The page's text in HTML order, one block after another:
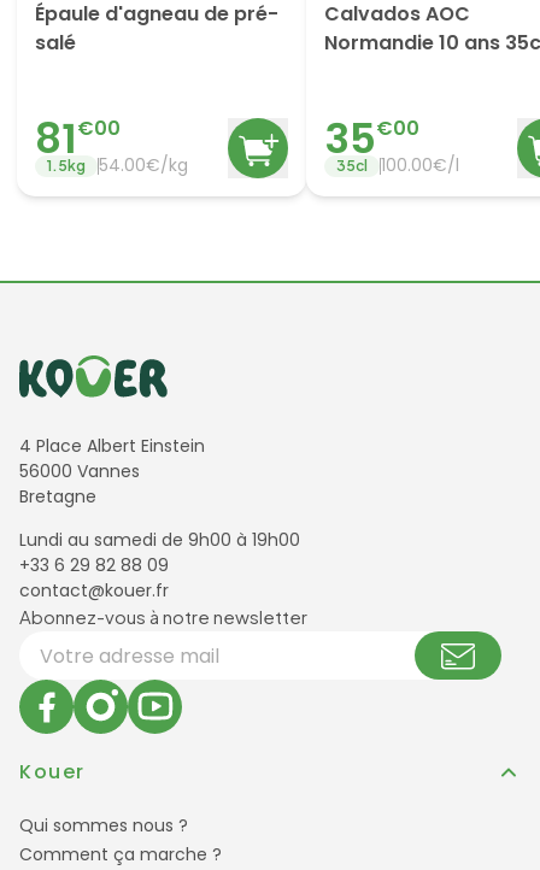
Épaule d'agneau de pré-
salé
81€00
1.5kg 54.00€/kg
Calvados AOC
Normandie 10 ans
35€00
35cl 100.00€/l
Informations de contact
4 Place Albert Einstein
56000 Vannes
Bretagne
Lundi au samedi de 9h00 à 19h00
+33 6 29 82 88 09
contact@kouer.fr
Newsletter et réseaux sociaux
Abonnez-vous à notre newsletter
Votre adresse email
Kouer
Qui sommes nous ?
Comment ça marche ?